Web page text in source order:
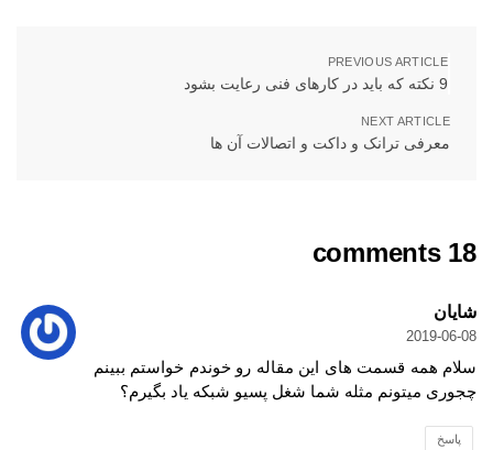
PREVIOUS ARTICLE
9 نکته که باید در کارهای فنی رعایت بشود
NEXT ARTICLE
معرفی ترانک و داکت و اتصالات آن ها
18 comments
شایان
2019-06-08
سلام همه قسمت های این مقاله رو خوندم خواستم ببینم
چجوری میتونم مثله شما شغل پسیو شبکه یاد بگیرم؟
پاسخ